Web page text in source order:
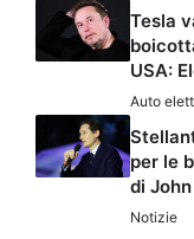
Tesla
USA:
Auto
per le
di
Notizie